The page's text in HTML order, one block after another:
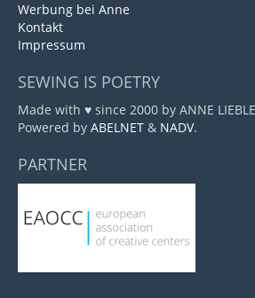
Werbung bei Anne
Kontakt
Impressum
SEWING IS POETRY
Made with ♥ since 2000 by ANNE
Powered by ABELNET & NADV.
PARTNER